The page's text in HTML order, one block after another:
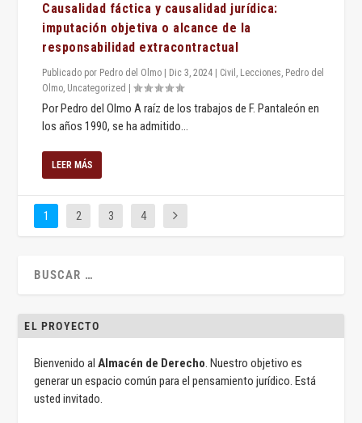
Causalidad fáctica y causalidad jurídica:
imputación objetiva o alcance de la
responsabilidad extracontractual
Publicado por Pedro del Olmo Dic 3, 2024 Civil , Lecciones, Pedro del
Olmo, Uncategorized |
Por Pedro del Olmo A raíz de los trabajos de F. Pantaleón en
los años 1990, se ha admitido...
LEER MÁS
1 2 3 4
EL PROYECTO
Bienvenido alAlmacén de Derecho. Nuestro objetivo es
generar un espacio común para el pensamiento jurídico. Está
usted invitado.